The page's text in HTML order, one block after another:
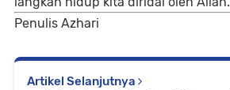
Penulis Azhari
Artikel Selanjutnya